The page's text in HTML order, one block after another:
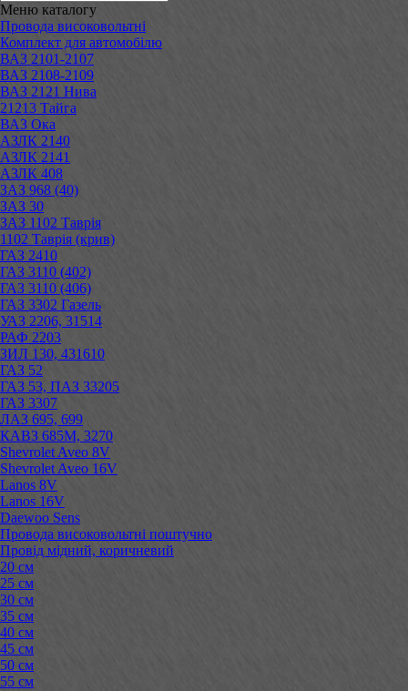
Меню каталогу
Провода високовольтні
Комплект для автомобілю
ВАЗ 2101-2107
ВАЗ 2108-2109
ВАЗ 2121 Нива
21213 Тайга
ВАЗ Ока
АЗЛК 2140
АЗЛК 2141
АЗЛК 408
ЗАЗ 968 (40)
ЗАЗ 30
ЗАЗ 1102 Таврія
1102 Таврія (крив)
ГАЗ 2410
ГАЗ 3110 (402)
ГАЗ 3110 (406)
ГАЗ 3302 Газель
УАЗ 2206, 31514
РАФ 2203
ЗИЛ 130, 431610
ГАЗ 52
ГАЗ 53, ПАЗ 33205
ГАЗ 3307
ЛАЗ 695, 699
КАВЗ 685М, 3270
Shevrolet Aveo 8V
Shevrolet Aveo 16V
Lanos 8V
Lanos 16V
Daewoo Sens
Провода високовольтні поштучно
Провід мідний, коричневий
20 см
25 см
30 см
35 см
40 см
45 см
50 см
55 см